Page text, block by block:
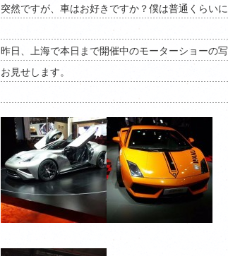
突然ですが、車はお好きですか？僕は普通くらいに
昨日、上海で本日まで開催中のモーターショーの
お見せします。